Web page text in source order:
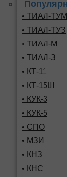
• ТИАЛ-ТУМ
• ТИАЛ-ТУЗ
• ТИАЛ-М
• ТИАЛ-З
• КТ-11
• КТ-15Ш
• КУК-3
• КУК-5
• СПО
• МЗИ
• КНЗ
• КНС